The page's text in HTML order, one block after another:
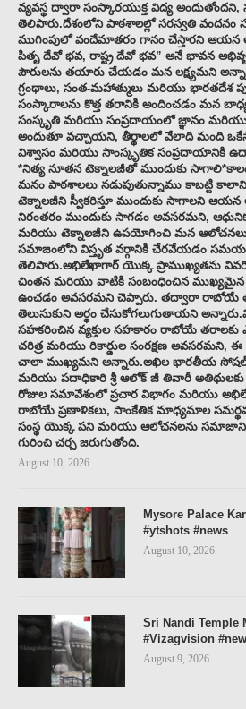
వ్యవస్థ ద్వారా సంస్కారయుక్త విద్య
తెలిపారు.దేశంలోని పాఠశాలల్లో సరస్వతి
ముగింపులో వందేమాతరం గానం చేస్తారని ఆయన
పితృ దేవో భవ, రాష్ట్ర దేవో భవ” అనే భావన
పౌరులను తయారు చేయడం మన లక్ష్యమని
గ్రంథాలు, సంత-మహాత్ములు మరియు భారతదేశ
సంస్కారాలను కొత్త తరానికి అందించడం మన
సంస్కృతి మరియు సంప్రదాయంలో జ్ఞానం
అందుతూ వచ్చాయని, తీర్థాలలో వేలాది మంది
విశ్వాసం మరియు సాంస్కృతిక సంప్రదాయానికి
*నిత్య నూతన టెక్నాలజీతో ముందుకు
మనం పాఠశాలలు నడుపుతున్నాము కాబట్టి
టెక్నాలజీని స్వీకరిస్తూ ముందుకు సాగాలని
నిరంతరం ముందుకు సాగడం అవసరమని,
మరియు టెక్నాలజీని ఉపయోగించి మన ఆలోచనలు
సమాజంలోని విస్తృత వర్గానికి చేరవేయడం
తెలిపారు.అభిలేఖాగార్ యొక్క ప్రాముఖ్యతను
చింతన మరియు వాటికి సంబంధించిన ముఖ్యమైన
ఉంచడం అవసరమని చెప్పారు. తద్వారా రాబోయే
తెలుసుకుని అర్థం చేసుకోగలుగుతాయని
సహకరించిన వ్యక్తుల సహకారం రాబోయే తరాలకు
చరిత్ర మరియు రికార్డుల సంరక్షణ అవసరమని,
చాలా ముఖ్యమని అన్నారు.అఖిల భారతీయ
మరియు పదాధికారి శ్రీ ఆలోక్ జీ తివారీ అతిథులకు
రోజుల సమావేశంలో ప్రచార విభాగం మరియు
రాబోయే ప్రణాళికలు, సాంకేతిక మాధ్యమాల
సంస్థ యొక్క పని మరియు ఆలోచనలను
గురించి చర్చ జరుగుతోంది.
August 10, 2026
Mysore Palace
#ytshots #news
August 10, 2026
Sri Nandi Temple
#Vizagvision
August 9, 2026